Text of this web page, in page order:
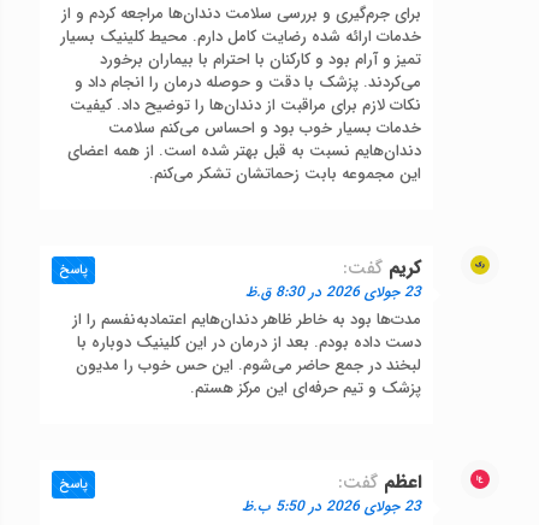
برای جرم‌گیری و بررسی سلامت دندان‌ها مراجعه کردم و از
خدمات ارائه شده رضایت کامل دارم. محیط کلینیک بسیار
تمیز و آرام بود و کارکنان با احترام با بیماران برخورد
می‌کردند. پزشک با دقت و حوصله درمان را انجام داد و
نکات لازم برای مراقبت از دندان‌ها را توضیح داد. کیفیت
خدمات بسیار خوب بود و احساس می‌کنم سلامت
دندان‌هایم نسبت به قبل بهتر شده است. از همه اعضای
این مجموعه بابت زحماتشان تشکر می‌کنم.
کریم گفت:
23 جولای 2026 در 8:30 ق.ظ
مدت‌ها بود به خاطر ظاهر دندان‌هایم اعتمادبه‌نفسم را از
دست داده بودم. بعد از درمان در این کلینیک دوباره با
لبخند در جمع حاضر می‌شوم. این حس خوب را مدیون
پزشک و تیم حرفه‌ای این مرکز هستم.
پاسخ
اعظم گفت:
23 جولای 2026 در 5:50 ب.ظ
پاسخ